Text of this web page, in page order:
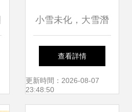
小雪未化，大雪潛
藏 從文創產業突
圍，窺見傳統節氣
查看詳情
更新時間：2026-08-07
23:48:50